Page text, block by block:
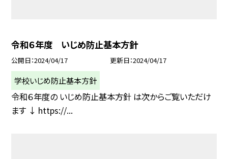
令和６年度 いじめ防止基本方針
公開日 2024/04/17 更新日 2024/04/17
学校いじめ防止基本方針
令和６年度の いじめ防止基本方針 は次からご覧いただけ
ます ↓ https://...